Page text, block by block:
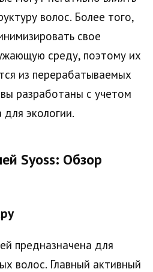
волос. Более того,
свое
среду, поэтому их
из перерабатываемых
разработаны с учетом
экологии.
Syoss: Обзор
предназначена для
волос. Главный активный